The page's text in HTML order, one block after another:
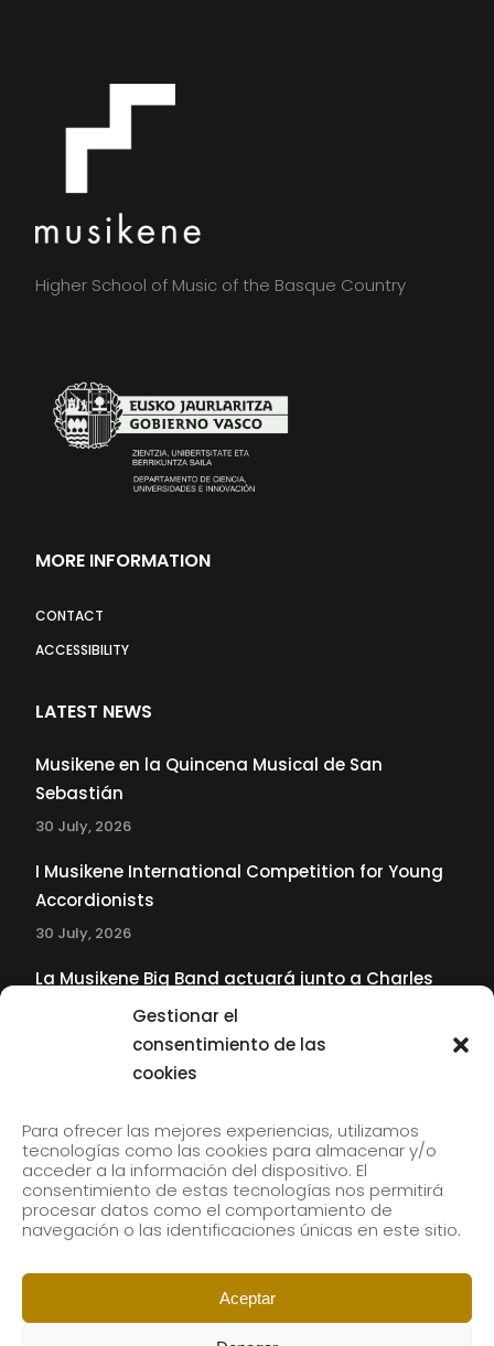
Gestionar el
consentimiento de las
cookies
Para ofrecer las mejores experiencias, utilizamos
tecnologías como las cookies para almacenar y/o
acceder a la información del dispositivo. El
consentimiento de estas tecnologías nos permitirá
procesar datos como el comportamiento de
navegación o las identificaciones únicas en este sitio.
Aceptar
Higher School of Music of the Basque Country
MORE INFORMATION
CONTACT
ACCESSIBILITY
LATEST NEWS
Musikene en la Quincena Musical de San
Sebastián
30 July, 2026
I Musikene International Competition for Young
Accordionists
30 July, 2026
La Musikene Big Band actuará junto a Charles
Tolliver en el 61 Jazzaldia
Subscribe to our newsletter to receive our news by
email.